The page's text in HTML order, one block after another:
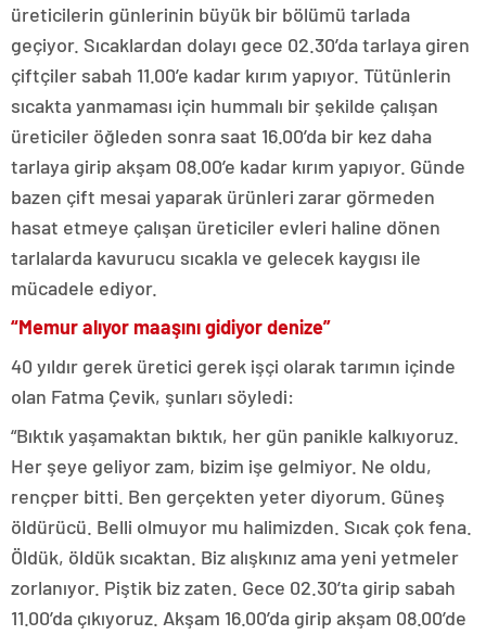
üreticilerin günlerinin büyük bir bölümü tarlada
geçiyor. Sıcaklardan dolayı gece 02.30’da tarlaya giren
çiftçiler sabah 11.00’e kadar kırım yapıyor. Tütünlerin
sıcakta yanmaması için hummalı bir şekilde çalışan
üreticiler öğleden sonra saat 16.00’da bir kez daha
tarlaya girip akşam 08.00’e kadar kırım yapıyor. Günde
bazen çift mesai yaparak ürünleri zarar görmeden
hasat etmeye çalışan üreticiler evleri haline dönen
tarlalarda kavurucu sıcakla ve gelecek kaygısı ile
mücadele ediyor.
“Memur alıyor maaşını gidiyor denize”
40 yıldır gerek üretici gerek işçi olarak tarımın içinde
olan Fatma Çevik, şunları söyledi:
“Bıktık yaşamaktan bıktık, her gün panikle kalkıyoruz.
Her şeye geliyor zam, bizim işe gelmiyor. Ne oldu,
rençper bitti. Ben gerçekten yeter diyorum. Güneş
öldürücü. Belli olmuyor mu halimizden. Sıcak çok fena.
Öldük, öldük sıcaktan. Biz alışkınız ama yeni yetmeler
zorlanıyor. Piştik biz zaten. Gece 02.30’ta girip sabah
11.00’da çıkıyoruz. Akşam 16.00’da girip akşam 08.00’de